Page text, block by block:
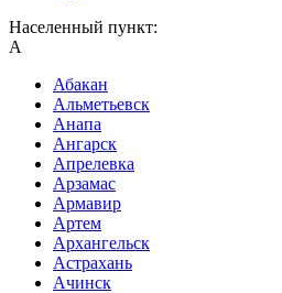
Населенный пункт:
А
Абакан
Альметьевск
Анапа
Ангарск
Апрелевка
Арзамас
Армавир
Артем
Архангельск
Астрахань
Ачинск